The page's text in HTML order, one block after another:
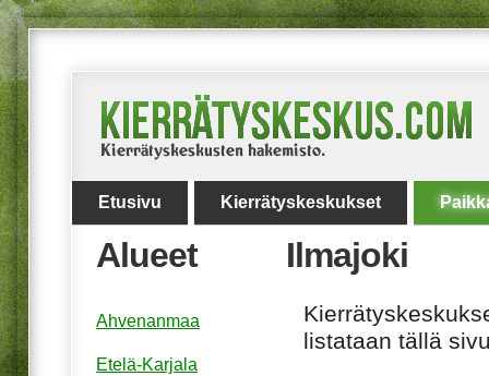
Etusivu Kierrätyskeskukset
Ilmajoki
listataan tällä
Alueet
Ahvenanmaa
Etelä-Karjala